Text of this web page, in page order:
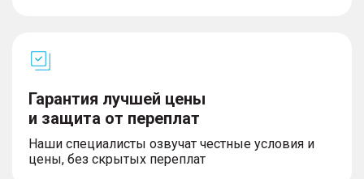
Гарантия лучшей цены
и защита от переплат
Наши специалисты озвучат честные условия и
цены, без скрытых переплат